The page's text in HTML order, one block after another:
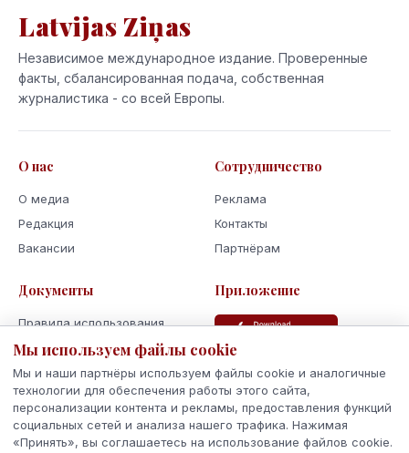
Latvijas Ziņas
Независимое международное издание. Проверенные
факты, сбалансированная подача, собственная
журналистика - со всей Европы.
О нас
О медиа
Редакция
Вакансии
Сотрудничество
Реклама
Контакты
Партнёрам
Документы
Правила использования
Политика
Использование cookie
Кодекс поведения и этики
Приложение
Мы используем файлы cookie
Мы и наши партнёры используем файлы cookie и аналогичные
технологии для обеспечения работы этого сайта,
персонализации контента и рекламы, предоставления функций
социальных сетей и анализа нашего трафика. Нажимая
«Принять», вы соглашаетесь на использование файлов cookie.